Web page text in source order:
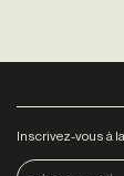
Inscrivez-vous à